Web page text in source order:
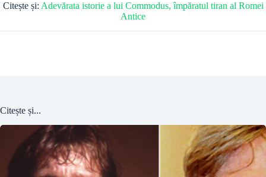
Citește și: Adevărata istorie a lui Commodus, împăratul tiran al Romei
Antice
Citește și...